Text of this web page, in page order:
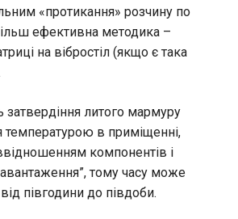
«протикання» розчину по
ефективна методика –
на вібростіл (якщо є така
затвердіння литого мармуру
температурою в приміщенні,
компонентів і
тому часу може
півгодини до півдоби.